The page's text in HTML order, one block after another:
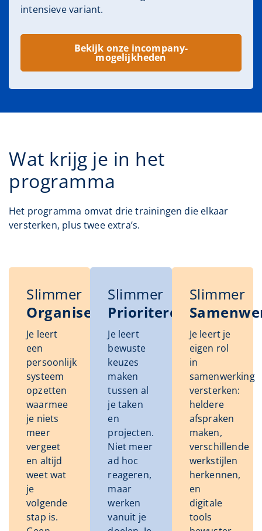
intensieve variant.
Bekijk onze incompany-
mogelijkheden
Wat krijg je in het
programma
Het programma omvat drie trainingen die elkaar
versterken, plus twee extra’s.
Slimmer
Organiseren
Je leert
een
persoonlijk
systeem
opzetten
waarmee
je niets
meer
vergeet
en altijd
weet wat
je
volgende
stap is.
Slimmer
Prioriteren
Je leert
bewuste
keuzes
maken
tussen al
je taken
en
projecten.
Niet meer
ad hoc
reageren,
maar
werken
vanuit je
Slimmer
Je leert je
eigen rol
in
samenwerking
versterken:
heldere
afspraken
maken,
verschillende
werkstijlen
herkennen,
en
digitale
tools